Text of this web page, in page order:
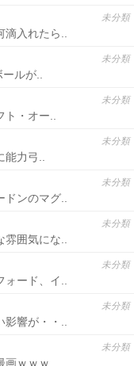
未分類
入れたら..
未分類
ルが..
未分類
・オー..
未分類
力弓..
未分類
ンのマグ..
未分類
囲気にな..
未分類
ード、イ..
未分類
響が・・..
未分類
ｗｗｗ..